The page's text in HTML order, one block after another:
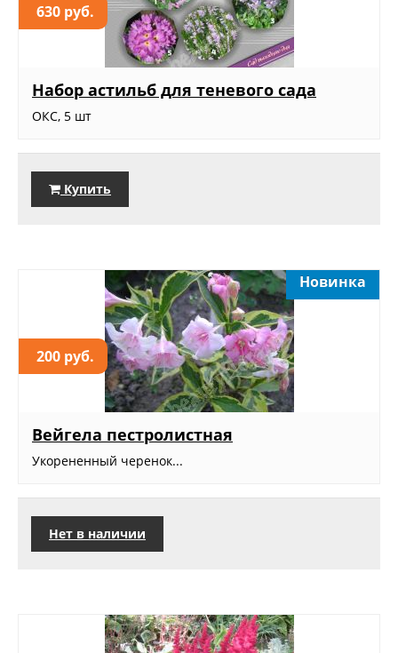
630 руб.
Набор астильб для теневого сада
ОКС, 5 шт
Купить
200 руб.
Новинка
Вейгела пестролистная
Укорененный черенок...
Нет в наличии